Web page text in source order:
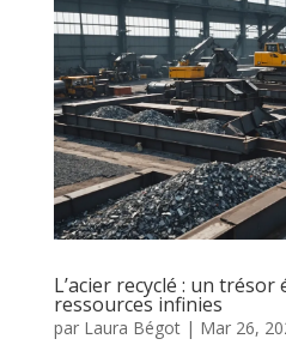
L’acier recyclé : un
ressources infinies
par Laura Bégot| Mar 26,